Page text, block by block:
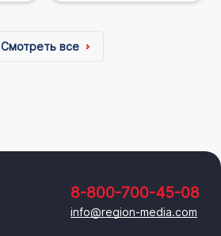
Смотреть все
8-800-700-45-08
info@region-media.com